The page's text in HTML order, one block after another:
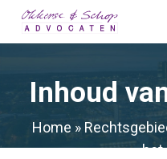
Skip
Home »
het
Inhoud